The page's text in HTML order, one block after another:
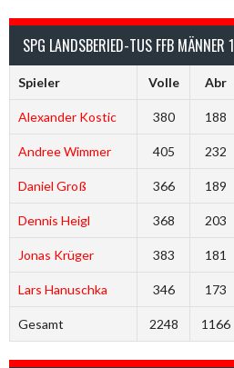
SPG LANDSBERIED-TUS FFB MÄNNER 1
Spieler Volle Abr
Alexander Kostic 380 188
Andree Wimmer 405 232
Daniel Groß 366 189
Dennis Heigl 368 203
Jonas Krüger 383 181
Lars Hanuschka 346 173
Gesamt 2248 1166